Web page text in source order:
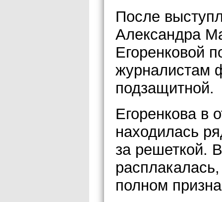
После
Александра
Егоренковой
журналистам
подзащитной.
Егоренкова в
находилась
за решеткой.
полном